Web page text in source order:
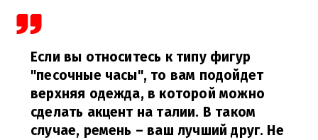
Если вы относитесь к типу фигур
"песочные часы", то вам подойдет
верхняя одежда, в которой можно
сделать акцент на талии. В таком
случае, ремень – ваш лучший друг. Не